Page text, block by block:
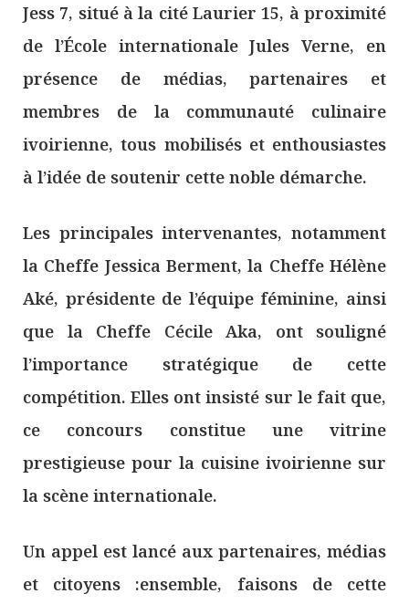
Jess 7, situé à la cité Laurier 15, à proximité
de l’École internationale Jules Verne, en
présence de médias, partenaires et
membres de la communauté culinaire
ivoirienne, tous mobilisés et enthousiastes
à l’idée de soutenir cette noble démarche.
Les principales intervenantes, notamment
la Cheffe Jessica Berment, la Cheffe Hélène
Aké, présidente de l’équipe féminine, ainsi
que la Cheffe Cécile Aka, ont souligné
l’importance stratégique de cette
compétition. Elles ont insisté sur le fait que,
ce concours constitue une vitrine
prestigieuse pour la cuisine ivoirienne sur
la scène internationale.
Un appel est lancé aux partenaires, médias
et citoyens :ensemble, faisons de cette